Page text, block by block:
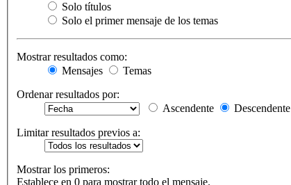
Solo títulos
Solo el primer mensaje de los temas
Mostrar resultados como:
Mensajes
Temas
Ordenar resultados por:
Ascendente
Descendente
Limitar resultados previos a:
Mostrar los primeros:
Establece en 0 para mostrar todo el mensaje.